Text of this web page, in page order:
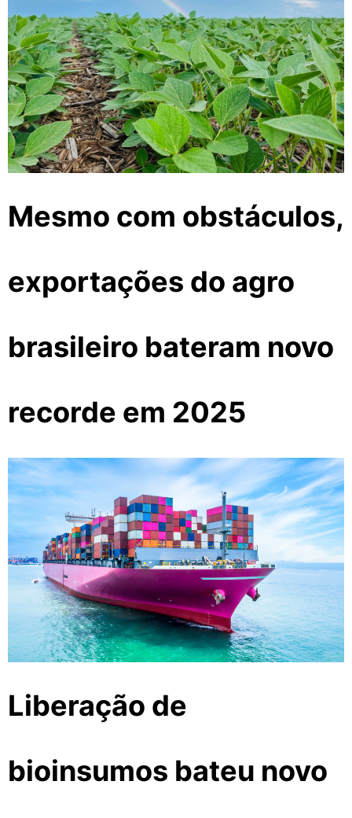
Mesmo com obstáculos,
exportações do agro
brasileiro bateram novo
recorde em 2025
Liberação de
bioinsumos bateu novo